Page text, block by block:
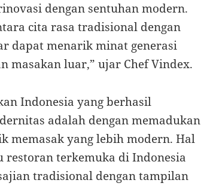
dengan sentuhan modern.
cita rasa tradisional dengan
dapat menarik minat generasi
masakan luar,” ujar Chef Vindex.
Indonesia yang berhasil
adalah dengan memadukan
memasak yang lebih modern. Hal
terkemuka di Indonesia
tradisional dengan tampilan